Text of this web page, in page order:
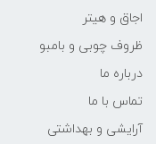
اجاق و هیتر
ظروف چوبی و بامبو
درباره ما
تماس با ما
آرایشی و بهداشتی